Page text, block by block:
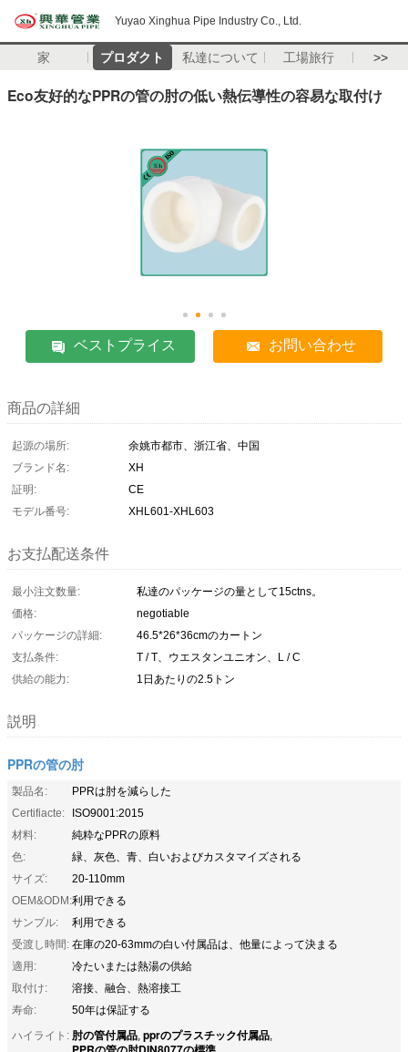
Yuyao Xinghua Pipe Industry Co., Ltd.
家 プロダクト 私達について 工場旅行 >>
Eco友好的なPPRの管の肘の低い熱伝導性の容易な取付け
ベストプライス お問い合わせ
商品の詳細
起源の場所:
余姚市都市、浙江省、中国
ブランド名:
XH
証明:
CE
モデル番号:
XHL601-XHL603
お支払配送条件
最小注文数量:
私達のパッケージの量として15ctns。
価格:
negotiable
パッケージの詳細:
46.5*26*36cmのカートン
支払条件:
T / T、ウエスタンユニオン、L / C
供給の能力:
1日あたりの2.5トン
説明
PPRの管の肘
製品名:
PPRは肘を減らした
Certifiacte:
ISO9001:2015
材料:
純粋なPPRの原料
色:
緑、灰色、青、白いおよびカスタマイズされる
サイズ:
20-110mm
OEM&ODM:利用できる
サンプル:
利用できる
受渡し時間: 在庫の20-63mmの白い付属品は、他量によって決まる
適用:
冷たいまたは熱湯の供給
取付け:
溶接、融合、熱溶接工
寿命:
50年は保証する
ハイライト: 肘の管付属品, pprのプラスチック付属品,